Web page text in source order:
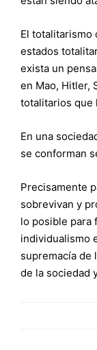
El totalitarismo
estados
exista un
en Mao, Hitler,
totalitarios que
En una
se conforman
Precisamente
sobrevivan y
lo posible para
individualismo
supremacía de
de la sociedad